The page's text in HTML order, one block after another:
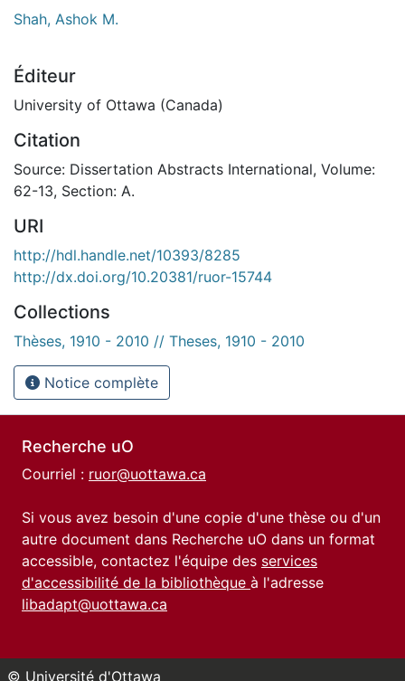
Shah, Ashok M.
Éditeur
University of Ottawa (Canada)
Citation
Source: Dissertation Abstracts International, Volume:
62-13, Section: A.
URI
http://hdl.handle.net/10393/8285
http://dx.doi.org/10.20381/ruor-15744
Collections
Thèses, 1910 - 2010 // Theses, 1910 - 2010
Notice complète
Recherche uO
Courriel : ruor@uottawa.ca
Si vous avez besoin d'une copie d'une thèse ou d'un
autre document dans Recherche uO dans un format
accessible, contactez l'équipe des services
d'accessibilité de la bibliothèque à l'adresse
libadapt@uottawa.ca
© Université d'Ottawa